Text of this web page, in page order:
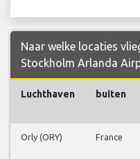
Naar welke locaties
Stockholm Arlanda
Luchthaven buiten
Orly (ORY) France